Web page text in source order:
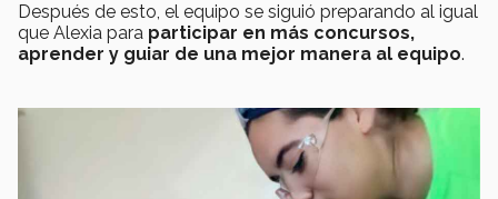
Después de esto, el equipo se siguió preparando al igual
que Alexia para participar en más concursos,
aprender y guiar de una mejor manera al equipo.